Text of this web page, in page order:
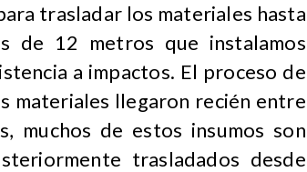
trasladar los materiales hasta
de 12 metros que instalamos
a impactos. El proceso de
materiales llegaron recién entre
muchos de estos insumos son
trasladados desde